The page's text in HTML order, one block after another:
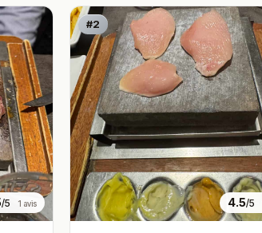
/5 1 avis
#2
4.5/5